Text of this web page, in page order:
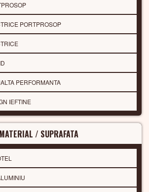
PORTPROSOP
PERFORMANTA
IEFTINE
MATERIAL / SUPRAFATA